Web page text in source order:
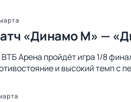
«Динамо М» —
ВТБ Арена пройдёт игра 1/8
и высокий темп с